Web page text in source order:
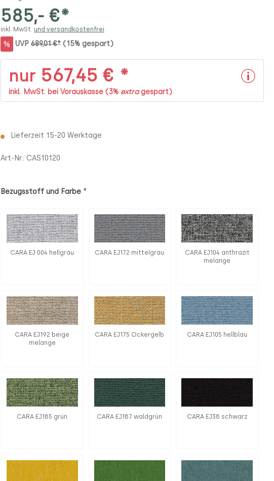
585,- €*
inkl. MwSt. und versandkostenfrei
% UVP 689,01 €* (15% gespart)
nur 567,45 € *
inkl. MwSt. bei Vorauskasse (3% extragespart)
Lieferzeit 15-20 Werktage
Art-Nr.: CAS10120
Bezugsstoff und Farbe *
CARA EJ 004 hellgrau CARA EJ172 mittelgrau
CARA EJ104 anthrazit
melange
CARA EJ192 beige
melange
CARA EJ175 Ockergelb CARA EJ105 hellblau
CARA EJ185 grün CARA EJ187 waldgrün CARA EJ38 schwarz